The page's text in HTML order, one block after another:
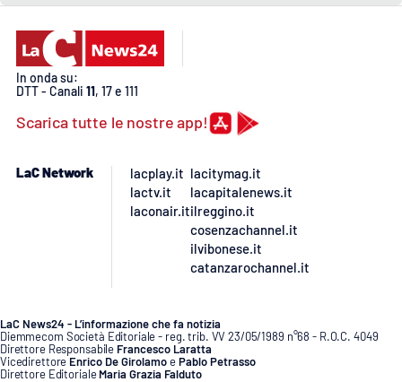
Lactv.it
Laconair.it
Lacitymag.it
Lacapitalenews.it
Catanzarochannel.it
In onda su:
DTT - Canali 11, 17 e 111
Scarica tutte le nostre app!
LaC Network
lacplay.it
lactv.it
laconair.it
lacitymag.it
lacapitalenews.it
ilreggino.it
cosenzachannel.it
ilvibonese.it
catanzarochannel.it
LaC News24 - L’informazione che fa notizia
Diemmecom Società Editoriale - reg. trib. VV 23/05/1989 n°68 - R.O.C. 4049
Direttore Responsabile Francesco Laratta
Vicedirettore Enrico De GirolamoePablo Petrasso
Direttore Editoriale Maria Grazia Falduto